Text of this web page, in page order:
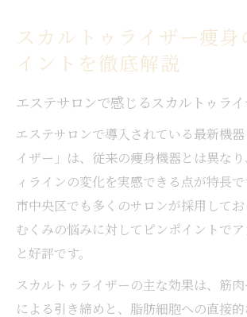
スカルトゥライザー痩身
イントを徹底解説
エステサロンで感じるスカルトゥラ
エステサロンで導入されている最新機
イザー」は、従来の痩身機器とは異な
ィラインの変化を実感できる点が特長
市中央区でも多くのサロンが採用して
むくみの悩みに対してピンポイントで
と好評です。
スカルトゥライザーの主な効果は、筋
による引き締めと、脂肪細胞への直接